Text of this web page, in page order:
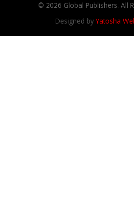
© 2026 Global Publishers. All
Designed byYatosha